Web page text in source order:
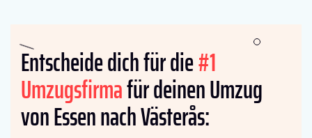
Entscheide dich für die#1
Umzugsfirmafür deinen Umzug
von Essen nach Västerås: